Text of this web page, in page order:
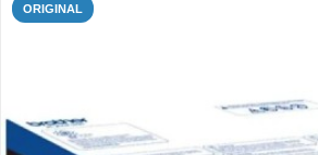
ORIGINAL